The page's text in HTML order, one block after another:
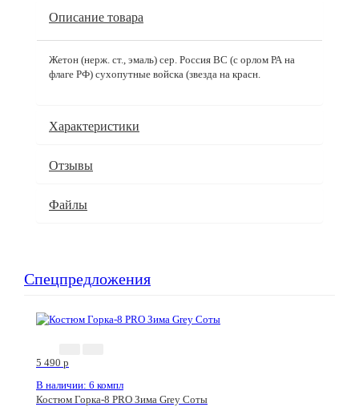
Описание товара
Жетон (нерж. ст., эмаль) сер. Россия ВС (с орлом РА на
флаге РФ) сухопутные войска (звезда на красн.
Характеристики
Отзывы
Файлы
Спецпредложения
5 490 p
В наличии: 6 компл
Костюм Горка-8 PRO Зима Grey Соты